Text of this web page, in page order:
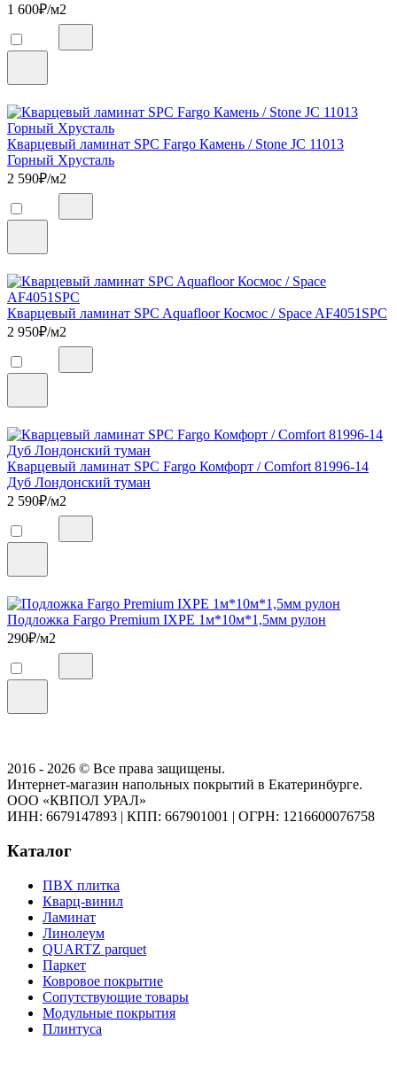
1 600₽/м2
Кварцевый ламинат SPC Fargo Камень / Stone JC 11013
Горный Хрусталь
2 590₽/м2
Кварцевый ламинат SPC Aquafloor Космос / Space AF4051SPC
2 950₽/м2
Кварцевый ламинат SPC Fargo Комфорт / Comfort 81996-14
Дуб Лондонский туман
2 590₽/м2
Подложка Fargo Premium IXPE 1м*10м*1,5мм рулон
290₽/м2
2016 - 2026 © Все права защищены.
Интернет-магазин напольных покрытий в Екатеринбурге.
ООО «КВПОЛ УРАЛ»
ИНН: 6679147893 | КПП: 667901001 | ОГРН: 1216600076758
Каталог
ПВХ плитка
Кварц-винил
Ламинат
Линолеум
QUARTZ parquet
Паркет
Ковровое покрытие
Сопутствующие товары
Модульные покрытия
Плинтуса